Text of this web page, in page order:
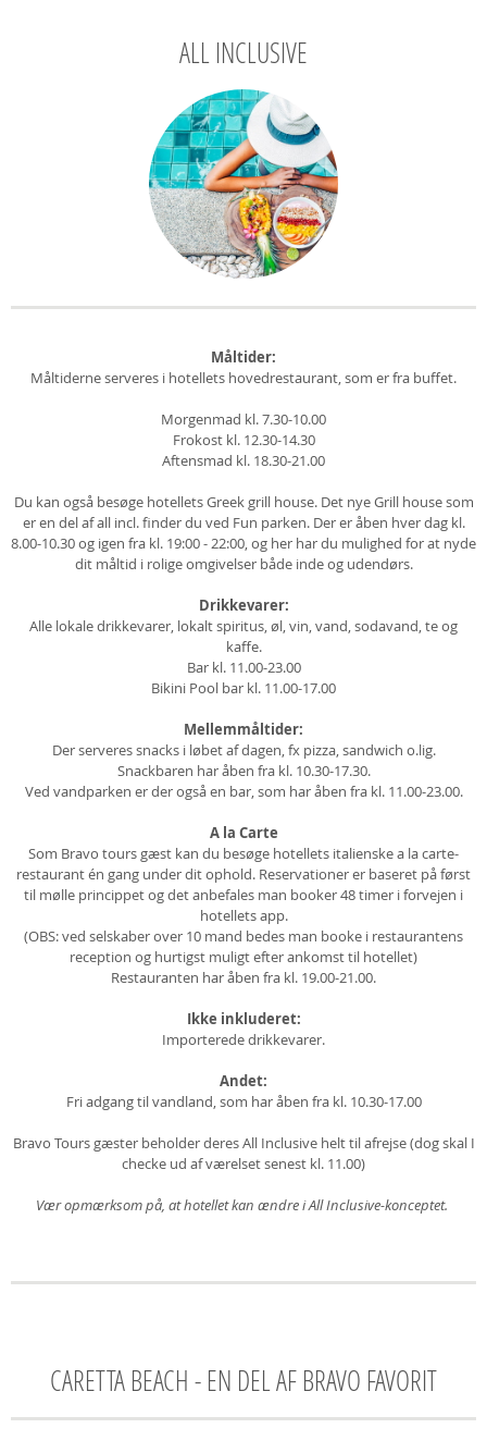
ALL INCLUSIVE
Måltider:
Måltiderne serveres i hotellets hovedrestaurant, som er fra buffet.
Morgenmad kl. 7.30-10.00
Frokost kl. 12.30-14.30
Aftensmad kl. 18.30-21.00
Du kan også besøge hotellets Greek grill house. Det nye Grill house som
er en del af all incl. finder du ved Fun parken. Der er åben hver dag kl.
8.00-10.30 og igen fra kl. 19:00 - 22:00, og her har du mulighed for at nyde
dit måltid i rolige omgivelser både inde og udendørs.
Drikkevarer:
Alle lokale drikkevarer, lokalt spiritus, øl, vin, vand, sodavand, te og
kaffe.
Bar kl. 11.00-23.00
Bikini Pool bar kl. 11.00-17.00
Mellemmåltider:
Der serveres snacks i løbet af dagen, fx pizza, sandwich o.lig.
Snackbaren har åben fra kl. 10.30-17.30.
Ved vandparken er der også en bar, som har åben fra kl. 11.00-23.00.
A la Carte
Som Bravo tours gæst kan du besøge hotellets italienske a la carte-
restaurant én gang under dit ophold. Reservationer er baseret på først
til mølle princippet og det anbefales man booker 48 timer i forvejen i
hotellets app.
(OBS: ved selskaber over 10 mand bedes man booke i restaurantens
reception og hurtigst muligt efter ankomst til hotellet)
Restauranten har åben fra kl. 19.00-21.00.
Ikke inkluderet:
Importerede drikkevarer.
Andet:
Fri adgang til vandland, som har åben fra kl. 10.30-17.00
Bravo Tours gæster beholder deres All Inclusive helt til afrejse (dog skal I
checke ud af værelset senest kl. 11.00)
Vær opmærksom på, at hotellet kan ændre i All Inclusive-konceptet.
CARETTA BEACH - EN DEL AF BRAVO FAVORIT